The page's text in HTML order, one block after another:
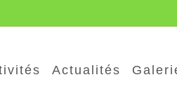
Actualités